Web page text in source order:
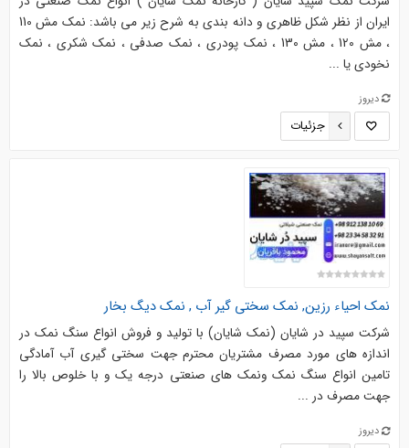
ایران از نظر شکل ظاهری و دانه بندی به شرح زیر می باشد: نمک مش 110
، مش 120 ، مش 130 ، نمک پودری ، نمک صدفی ، نمک شکری ، نمک
نخودی یا ...
دیروز
جزئیات
نمک احیاء رزین, نمک سختی گیر آب , نمک دیگ بخار
شرکت سپید در شایان (نمک شایان) با تولید و فروش انواع سنگ نمک در
اندازه های مورد مصرف مشتریان محترم جهت سختی گیری آب آمادگی
تامین انواع سنگ نمک ونمک های صنعتی درجه یک و با خلوص بالا را
جهت مصرف در ...
دیروز